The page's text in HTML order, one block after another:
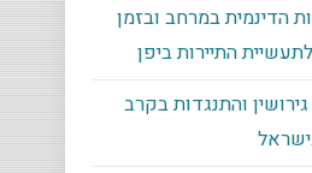
הדינמית במרחב ובזמן
התיירות ביפן
והתנגדות בקרב